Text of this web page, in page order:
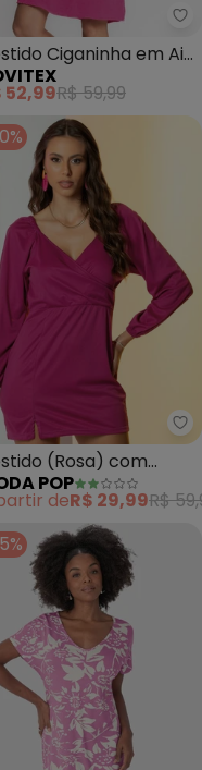
- Vestido (Xadrez)
Ciganinha em Air
(Rosa)
52,99R$ 59,99
- Vestido (Rosa) em
(Rosa) com
Transpassado
POP
deR$ 29,99R$